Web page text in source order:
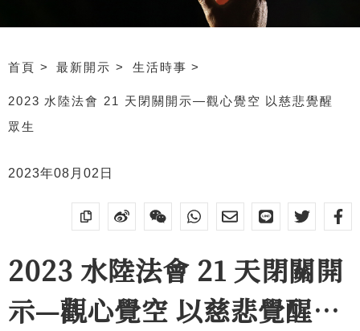
首頁 最新開示 生活時事
2023 水陸法會 21 天閉關開示—觀心覺空 以慈悲覺醒
眾生
2023年08月02日
2023 水陸法會 21 天閉關開
示—觀心覺空 以慈悲覺醒眾